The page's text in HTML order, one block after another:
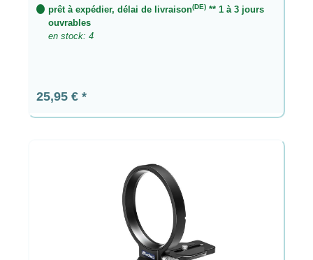
prêt à expédier, délai de livraison(DE) ** 1 à 3 jours
ouvrables
en stock: 4
Prix régulier :
25,95 €